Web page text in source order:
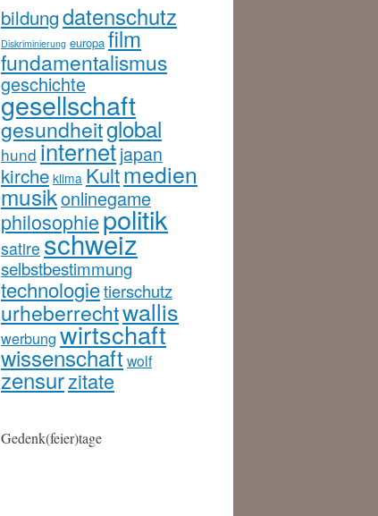
bildungdatenschutz
Diskriminierung europa film
fundamentalismus
geschichte
gesellschaft
gesundheitglobal
hund internetjapan
kirche klima Kultmedien
musikonlinegame
philosophiepolitik
satire schweiz
selbstbestimmung
technologietierschutz
urheberrechtwallis
werbung wirtschaft
wissenschaftwolf
zensurzitate
Gedenk(feier)tage